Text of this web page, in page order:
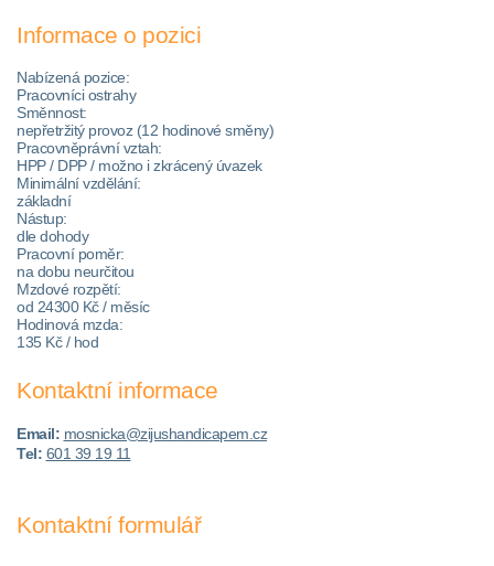
Informace o pozici
Nabízená pozice:
Pracovníci ostrahy
Směnnost:
nepřetržitý provoz (12 hodinové směny)
Pracovněprávní vztah:
HPP / DPP / možno i zkrácený úvazek
Minimální vzdělání:
základní
Nástup:
dle dohody
Pracovní poměr:
na dobu neurčitou
Mzdové rozpětí:
od 24300 Kč / měsíc
Hodinová mzda:
135 Kč / hod
Kontaktní informace
Email: mosnicka@zijushandicapem.cz
Tel: 601 39 19 11
Kontaktní formulář